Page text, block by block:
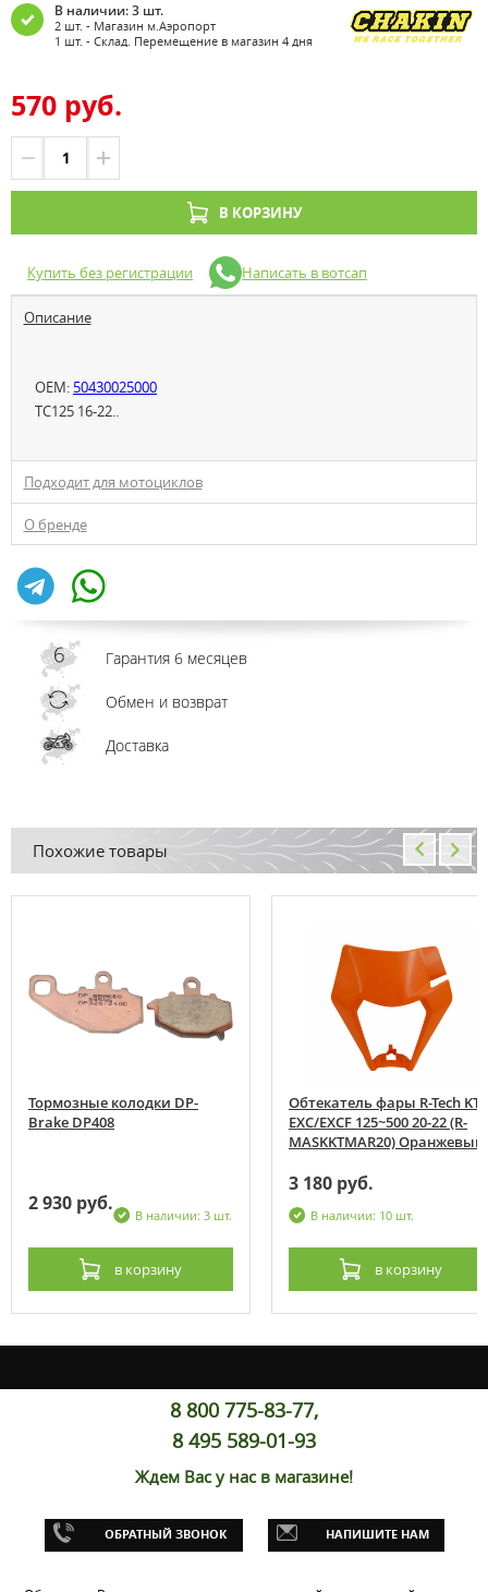
В наличии: 3 шт.
2 шт. - Магазин м.Аэропорт
1 шт. - Склад. Перемещение в магазин 4 дня
570 руб.
В КОРЗИНУ
Купить без регистрации Написать в вотсап
Описание
OEM: 50430025000
TC125 16-22..
Подходит для мотоциклов
О бренде
Гарантия 6 месяцев
Обмен и возврат
Доставка
Похожие товары
Тормозные колодки DP-
Brake DP408
2 930 руб.
В наличии: 3 шт.
в корзину
Обтекатель фары R-Tech
EXC/EXCF 125~500 20-22 (R-
MASKKTMAR20) Оранжевый
3 180 руб.
В наличии: 10 шт.
в корзину
8 800 775-83-77,
8 495 589-01-93
Ждем Вас у нас в магазине!
ОБРАТНЫЙ ЗВОНОК НАПИШИТЕ НАМ